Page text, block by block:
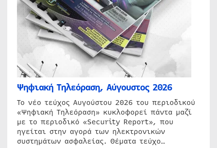
Ψηφιακή Τηλεόραση, Αύγουστος 2026
Το νέο τεύχος Αυγούστου 2026 του περιοδικού
«Ψηφιακή Τηλεόραση» κυκλοφορεί πάντα μαζί
με το περιοδικό «Security Report», που
ηγείται στην αγορά των ηλεκτρονικών
συστημάτων ασφαλείας. Θέματα τεύχο…